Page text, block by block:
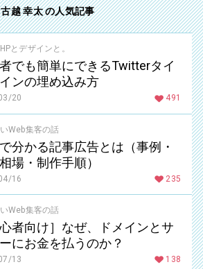
古越 幸太 の人気記事
とデザインと。
でも簡単にできるTwitterタイ
ンの埋め込み方
20 491
Web集客の話
分かる記事広告とは（事例・
場・制作手順）
16 235
Web集客の話
心者向け］なぜ、ドメインとサ
にお金を払うのか？
13 138